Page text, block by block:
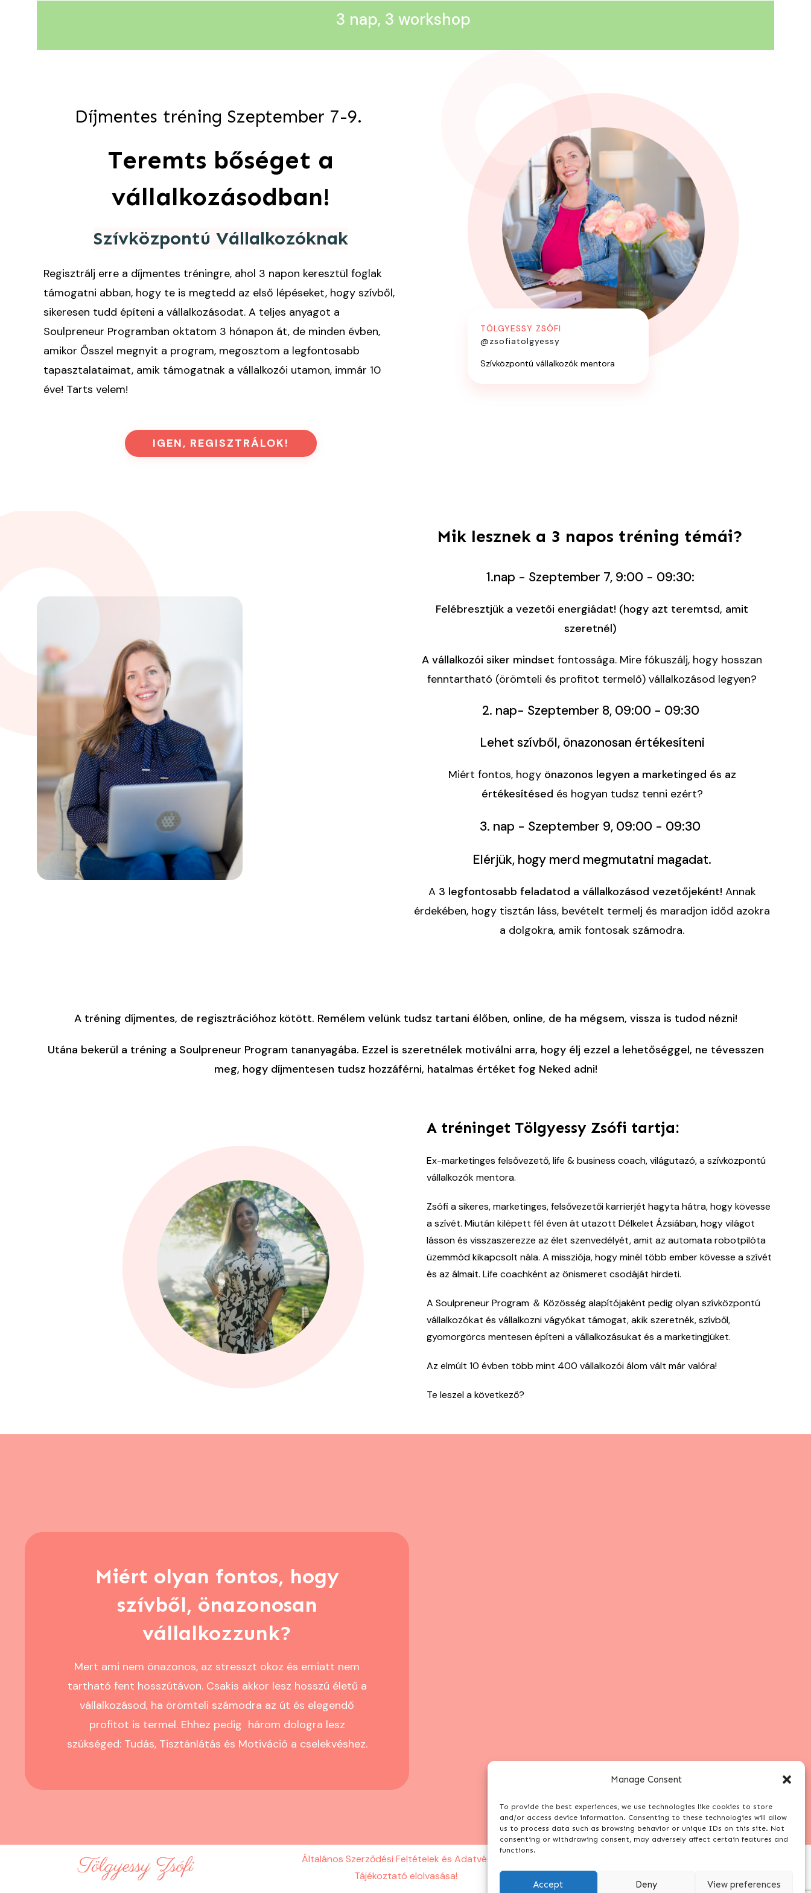
Manage Consent
To provide the best experiences, we use technologies like cookies to store
and/or access device information. Consenting to these technologies will allow
us to process data such as browsing behavior or unique IDs on this site. Not
consenting or withdrawing consent, may adversely affect certain features and
functions.
Accept Deny View preferences
3 nap, 3 workshop
Díjmentes tréning Szeptember 7-9.
Teremts bőséget a
vállalkozásodban!
Szívközpontú Vállalkozóknak
Regisztrálj erre a díjmentes tréningre, ahol 3 napon keresztül foglak
támogatni abban, hogy te is megtedd az első lépéseket, hogy szívből,
sikeresen tudd építeni a vállalkozásodat. A teljes anyagot a
Soulpreneur Programban oktatom 3 hónapon át, de minden évben,
amikor Ősszel megnyit a program, megosztom a legfontosabb
tapasztalataimat, amik támogatnak a vállalkozói utamon, immár 10
éve! Tarts velem!
IGEN, REGISZTRÁLOK!
TÖLGYESSY ZSÓFI
@zsofiatolgyessy
Szívközpontú vállalkozók mentora
Mik lesznek a 3 napos tréning témái?
1.nap - Szeptember 7, 9:00 - 09:30:
Felébresztjük a vezetői energiádat! (hogy azt teremtsd, amit
szeretnél)
A vállalkozói siker mindsetfontossága. Mire fókuszálj, hogy hosszan
fenntartható (örömteli és profitot termelő) vállalkozásod legyen?
2. nap- Szeptember 8, 09:00 - 09:30
Lehet szívből, önazonosan értékesíteni
Miért fontos, hogy önazonos legyen a marketinged és az
értékesítésed és hogyan tudsz tenni ezért?
3. nap - Szeptember 9, 09:00 - 09:30
Elérjük, hogy merd megmutatni magadat.
A 3 legfontosabb feladatod a vállalkozásod vezetőjeként! Annak
érdekében, hogy tisztán láss, bevételt termelj és maradjon időd azokra
a dolgokra, amik fontosak számodra.
A tréning díjmentes, de regisztrációhoz kötött. Remélem velünk tudsz tartani élőben, online, de ha mégsem, vissza is tudod nézni!
Utána bekerül a tréning a Soulpreneur Program tananyagába. Ezzel is szeretnélek motiválni arra, hogy élj ezzel a lehetőséggel, ne tévesszen
meg, hogy díjmentesen tudsz hozzáférni, hatalmas értéket fog Neked adni!
A tréninget Tölgyessy Zsófi tartja:
Ex-marketinges felsővezető, life & business coach, világutazó, a szívközpontú
vállalkozók mentora.
Zsófi a sikeres, marketinges, felsővezetői karrierjét hagyta hátra, hogy kövesse
a szívét. Miután kilépett fél éven át utazott Délkelet Ázsiában, hogy világot
lásson és visszaszerezze az élet szenvedélyét, amit az automata robotpilóta
üzemmód kikapcsolt nála. A missziója, hogy minél több ember kövesse a szívét
és az álmait. Life coachként az önismeret csodáját hirdeti.
A Soulpreneur Program ＆ Közösség alapítójaként pedig olyan szívközpontú
vállalkozókat és vállalkozni vágyókat támogat, akik szeretnék, szívből,
gyomorgörcs mentesen építeni a vállalkozásukat és a marketingjüket.
Az elmúlt 10 évben több mint 400 vállalkozói álom vált már valóra!
Te leszel a következő?
Miért olyan fontos, hogy
szívből, önazonosan
vállalkozzunk?
Mert ami nem önazonos, az stresszt okoz és emiatt nem
tartható fent hosszútávon. Csakis akkor lesz hosszú életű a
vállalkozásod, ha örömteli számodra az út és elegendő
profitot is termel. Ehhez pedig három dologra lesz
szükséged: Tudás, Tisztánlátás és Motiváció a cselekvéshez.
Általános Szerződési Feltételek és Adatvédelmi
Tájékoztató elolvasása!
Szeretnél kérdezni? info@tolgyessyzsofi.hu